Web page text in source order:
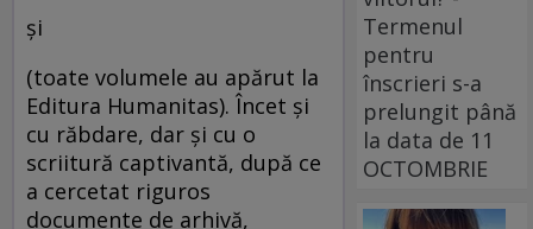
şi
(toate volumele au apărut la
Editura Humanitas). Încet şi
cu răbdare, dar şi cu o
scriitură captivantă, după ce
a cercetat riguros
documente de arhivă,
Termenul
pentru
înscrieri s-a
prelungit până
la data de 11
OCTOMBRIE